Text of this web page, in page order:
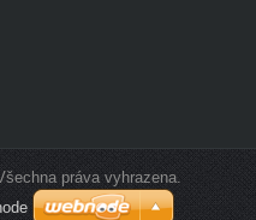
práva vyhrazena.